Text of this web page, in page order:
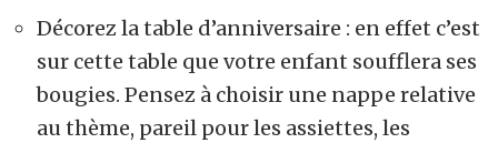
Décorez la table d’anniversaire : en effet c’est
sur cette table que votre enfant soufflera ses
bougies. Pensez à choisir une nappe relative
au thème, pareil pour les assiettes, les